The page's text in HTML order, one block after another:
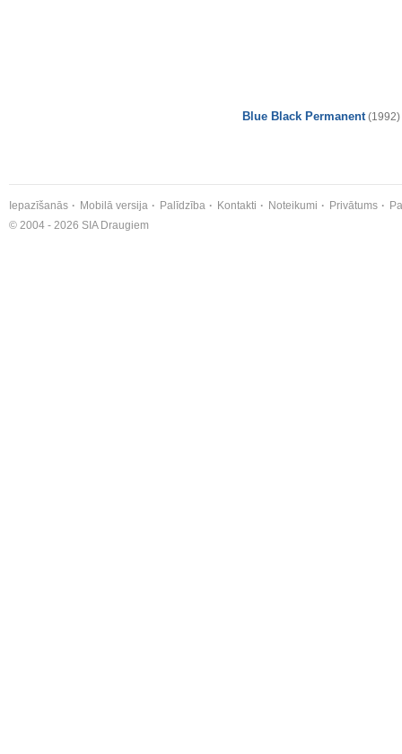
Blue Black Permanent (1992)
Iepazīšanās Mobilā versija Palīdzība Kontakti Noteikumi Privātums
© 2004 - 2026 SIA Draugiem